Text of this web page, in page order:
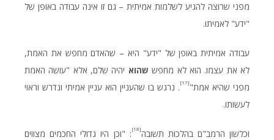
מפני שרוצה להגיע לשלמות אמיתית – גם זו אינה עבודה באופן של
"ידע" לאמיתו.
עבודה אמיתית באופן של "ידע" היא – שהאדם מחפש את האמת,
לא את עצמו. הוא לא מחפש שהוא יהיה שלם, אלא "עושה האמת
מפני שהיא אמת" [17]
. נרגש בו שהעניין הוא עניין אמיתי ונדרש וראוי
לעשותו.
וכלשון הרמב"ם בהלכות תשובה[18]
: "וכן היו גדולי החכמים מצווים